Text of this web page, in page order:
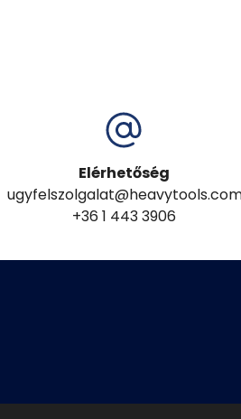
Elérhetőség
+36 1 443 3906